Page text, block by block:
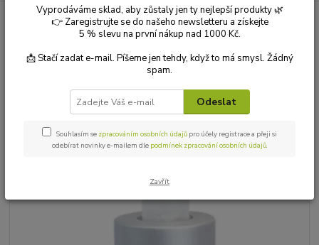
PŘÍRODNÍ KOSMETIKA
Finnsa Saunový krém Mandlové mléko 75
Finnsa Saunový krém Mandlové
Vyprodáváme sklad, aby zůstaly jen ty nejlepší produkty 🌿
👉 Zaregistrujte se do našeho newsletteru a získejte
5 % slevu na první nákup nad 1000 Kč.
📩 Stačí zadat e-mail. Píšeme jen tehdy, když to má smysl. Žádný
spam.
Odeslat
Souhlasím se zpracováním osobních údajů pro účely registrace a přeji si
odebírat novinky e-mailem dle podmínek zpracování osobních údajů.
Zavřít